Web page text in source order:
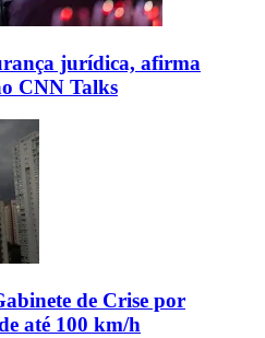
jurídica, afirma
CNN Talks
de Crise por
até 100 km/h